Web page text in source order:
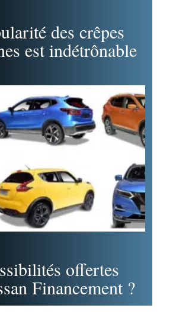
des crêpes
est indétrônable
offertes
Financement ?